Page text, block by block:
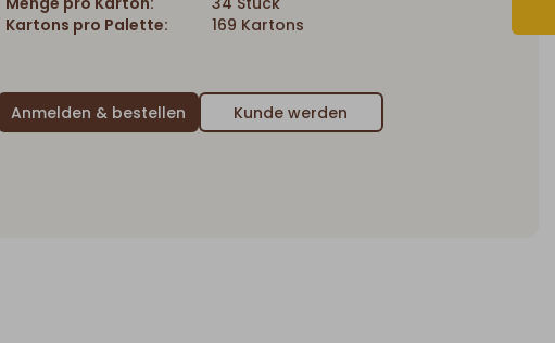
Kartons pro Palette:
169 Kartons
Kunde werden